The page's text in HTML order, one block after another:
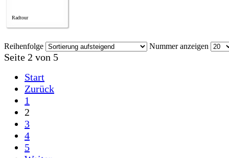
Radtour
Reihenfolge Nummer anzeigen
Seite 2 von 5
Start
Zurück
1
2
3
4
5